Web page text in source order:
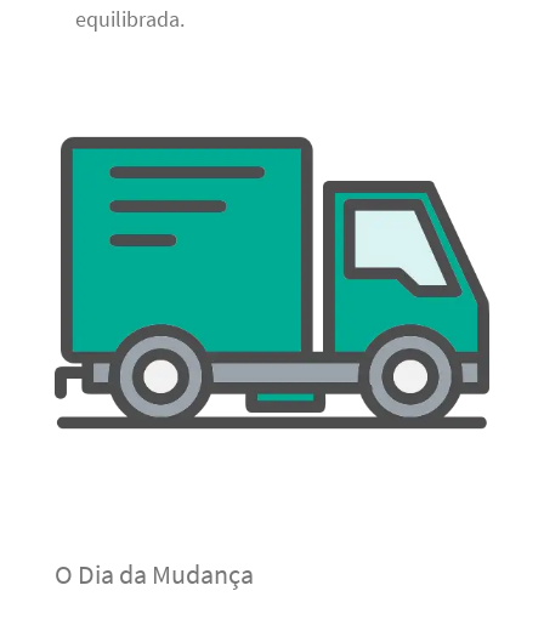
equilibrada.
O Dia da Mudança